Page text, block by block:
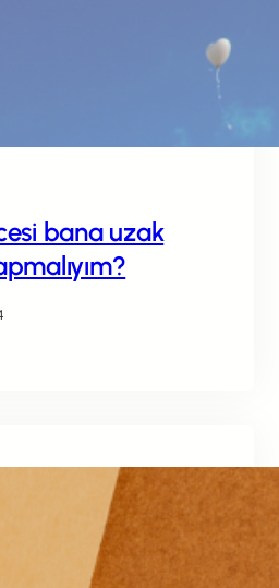
bana uzak